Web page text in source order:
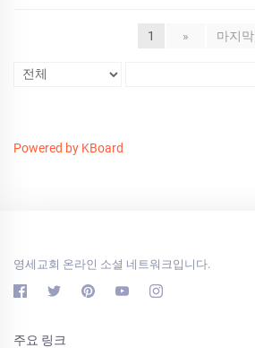
1 » 마지막
Powered by KBoard
영세교회 온라인 소셜 네트워크입니다.
주요 링크